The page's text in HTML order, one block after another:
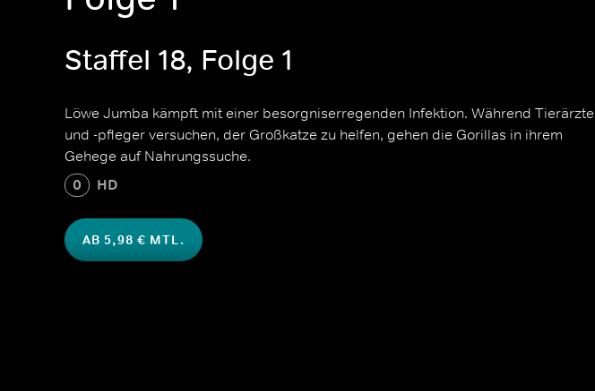
Staffel 18, Folge 1
Löwe Jumba kämpft mit einer besorgniserregenden Infektion. Während Tierärzte
und -pfleger versuchen, der Großkatze zu helfen, gehen die Gorillas in ihrem
Gehege auf Nahrungssuche.
0 HD
AB 5,98 € MTL.